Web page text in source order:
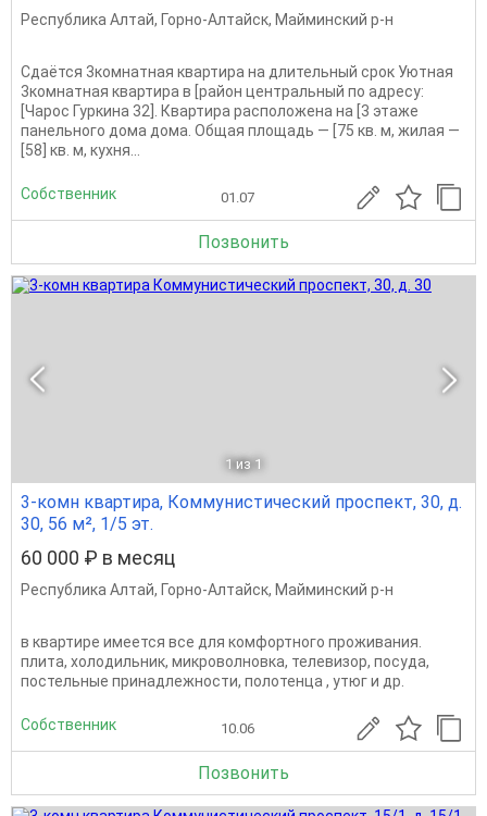
Республика Алтай, Горно-Алтайск, Майминский р-н
Сдаётся 3комнатная квартира на длительный срок Уютная
3комнатная квартира в [район центральный по адресу:
[Чарос Гуркина 32]. Квартира расположена на [3 этаже
панельного дома дома. Общая площадь — [75 кв. м, жилая —
[58] кв. м, кухня...
Собственник 01.07
Позвонить
1 из 1
3-комн квартира, Коммунистический проспект, 30, д.
30, 56 м², 1/5 эт.
60 000 ₽ в месяц
Республика Алтай, Горно-Алтайск, Майминский р-н
в квартире имеется все для комфортного проживания.
плита, холодильник, микроволновка, телевизор, посуда,
постельные принадлежности, полотенца , утюг и др.
Собственник 10.06
Позвонить